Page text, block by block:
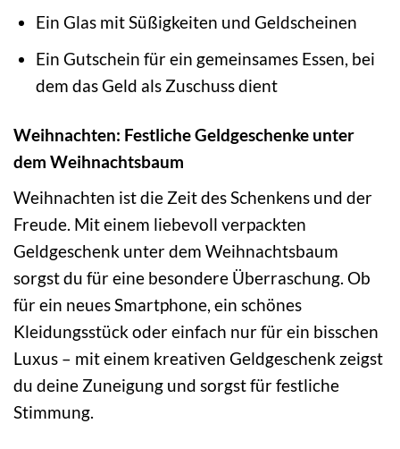
Ein Glas mit Süßigkeiten und Geldscheinen
Ein Gutschein für ein gemeinsames Essen, bei
dem das Geld als Zuschuss dient
Weihnachten: Festliche Geldgeschenke unter
dem Weihnachtsbaum
Weihnachten ist die Zeit des Schenkens und der
Freude. Mit einem liebevoll verpackten
Geldgeschenk unter dem Weihnachtsbaum
sorgst du für eine besondere Überraschung. Ob
für ein neues Smartphone, ein schönes
Kleidungsstück oder einfach nur für ein bisschen
Luxus – mit einem kreativen Geldgeschenk zeigst
du deine Zuneigung und sorgst für festliche
Stimmung.